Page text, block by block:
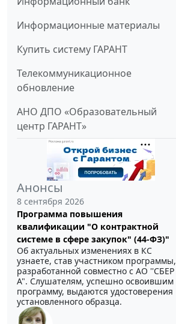
Информационные материалы
Купить систему ГАРАНТ
Телекоммуникационное
обновление
АНО ДПО «Образовательный
центр ГАРАНТ»
Анонсы
8 сентября 2026
Программа повышения
квалификации "О контрактной
системе в сфере закупок" (44-ФЗ)"
Об актуальных изменениях в КС
узнаете, став участником программы,
разработанной совместно с АО ''СБЕР
А". Слушателям, успешно освоившим
программу, выдаются удостоверения
установленного образца.